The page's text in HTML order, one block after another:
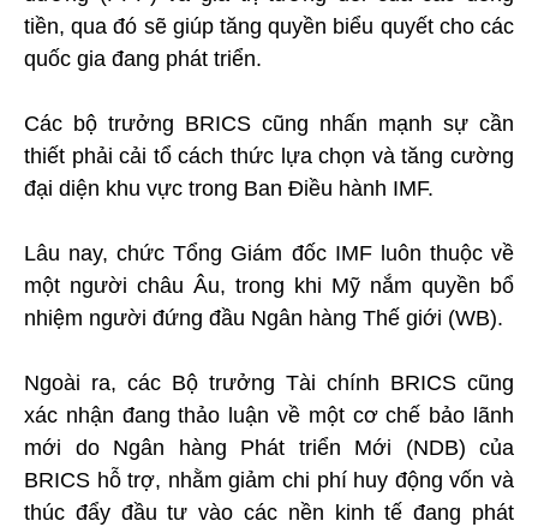
tiền, qua đó sẽ giúp tăng quyền biểu quyết cho các
quốc gia đang phát triển.
Các bộ trưởng BRICS cũng nhấn mạnh sự cần
thiết phải cải tổ cách thức lựa chọn và tăng cường
đại diện khu vực trong Ban Điều hành IMF.
Lâu nay, chức Tổng Giám đốc IMF luôn thuộc về
một người châu Âu, trong khi Mỹ nắm quyền bổ
nhiệm người đứng đầu Ngân hàng Thế giới (WB).
Ngoài ra, các Bộ trưởng Tài chính BRICS cũng
xác nhận đang thảo luận về một cơ chế bảo lãnh
mới do Ngân hàng Phát triển Mới (NDB) của
BRICS hỗ trợ, nhằm giảm chi phí huy động vốn và
thúc đẩy đầu tư vào các nền kinh tế đang phát